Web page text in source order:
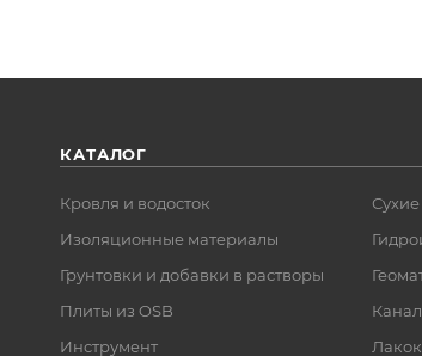
КАТАЛОГ
Кровля и водосток
Изоляционные материалы
Грунтовки и добавки в растворы
Плиты из OSB
Инструмент